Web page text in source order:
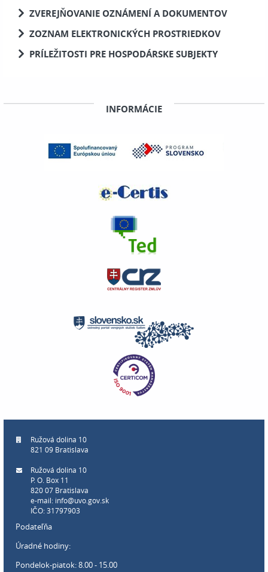
ZVEREJŇOVANIE OZNÁMENÍ A DOKUMENTOV
ZOZNAM ELEKTRONICKÝCH PROSTRIEDKOV
PRÍLEŽITOSTI PRE HOSPODÁRSKE SUBJEKTY
INFORMÁCIE
Ružová dolina 10
821 09 Bratislava
Ružová dolina 10
P. O. Box 11
820 07 Bratislava
e-mail: info@uvo.gov.sk
IČO: 31797903
Podateľňa
Úradné hodiny:
Pondelok-piatok: 8.00 - 15.00